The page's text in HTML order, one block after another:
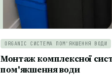
ORGANIC СИСТЕМА ПОМ'ЯКШЕННЯ ВОДИ
Монтаж комплексної
пом'якшення води